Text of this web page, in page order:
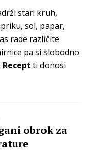
stari kruh,
sol, papar,
rade različite
pa si slobodno
Recept ti donosi
obrok za